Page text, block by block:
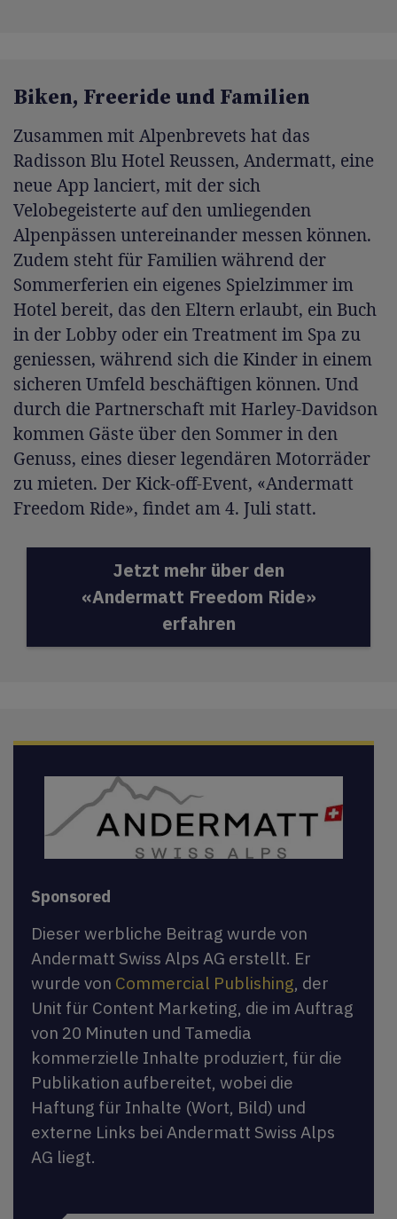
Biken, Freeride und Familien
Zusammen mit Alpenbrevets hat das
Radisson Blu Hotel Reussen, Andermatt, eine
neue App lanciert, mit der sich
Velobegeisterte auf den umliegenden
Alpenpässen untereinander messen können.
Zudem steht für Familien während der
Sommerferien ein eigenes Spielzimmer im
Hotel bereit, das den Eltern erlaubt, ein Buch
in der Lobby oder ein Treatment im Spa zu
geniessen, während sich die Kinder in einem
sicheren Umfeld beschäftigen können. Und
durch die Partnerschaft mit Harley-Davidson
kommen Gäste über den Sommer in den
Genuss, eines dieser legendären Motorräder
zu mieten. Der Kick-off-Event, «Andermatt
Freedom Ride», findet am 4. Juli statt.
Jetzt mehr über den
«Andermatt Freedom Ride»
erfahren
Sponsored
Dieser werbliche Beitrag wurde von
Andermatt Swiss Alps AG erstellt. Er
wurde von Commercial Publishing, der
Unit für Content Marketing, die im Auftrag
von 20 Minuten und Tamedia
kommerzielle Inhalte produziert, für die
Publikation aufbereitet, wobei die
Haftung für Inhalte (Wort, Bild) und
externe Links bei Andermatt Swiss Alps
AG liegt.